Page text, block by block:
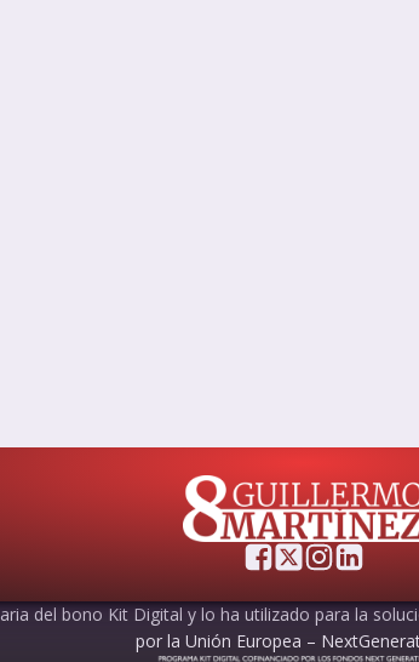
del bono Kit Digital y lo ha utilizado para la
por la Unión Europea –